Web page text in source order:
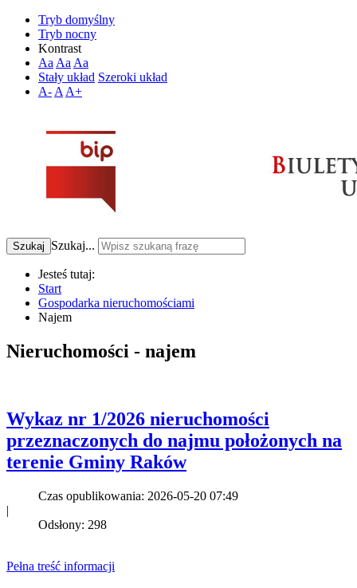
Tryb domyślny
Tryb nocny
Kontrast
Aa Aa Aa
Stały układ Szeroki układ
A- A A+
Szukaj Szukaj...
Jesteś tutaj:
Start
Gospodarka nieruchomościami
Najem
Nieruchomości - najem
Wykaz nr 1/2026 nieruchomości
przeznaczonych do najmu położonych na
terenie Gminy Raków
Czas opublikowania: 2026-05-20 07:49
|
Odsłony: 298
Pełna treść informacji